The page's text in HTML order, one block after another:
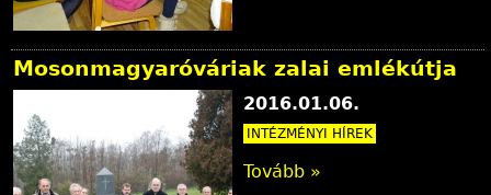
Mosonmagyaróváriak zalai emlékútja
2016.01.06.
INTÉZMÉNYI HÍREK
Tovább »